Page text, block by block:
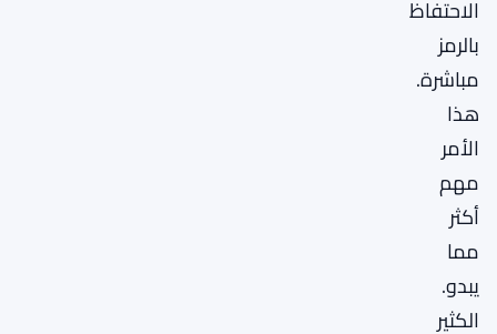
الاحتفاظ
بالرمز
مباشرة.
هذا
الأمر
مهم
أكثر
مما
يبدو.
الكثير